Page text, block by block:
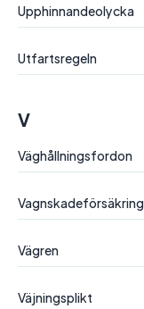
Upphinnandeolycka
Utfartsregeln
V
Väghållningsfordon
Vagnskadeförsäkring
Vägren
Väjningsplikt